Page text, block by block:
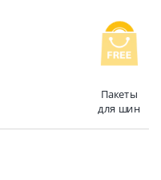
Пакеты
для шин